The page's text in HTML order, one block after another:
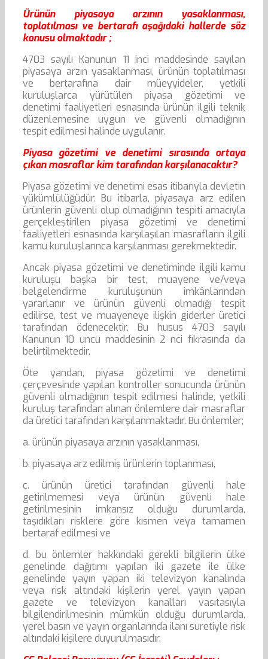
Ürünün piyasaya arzının yasaklanması,
toplatılması ve bertarafı aşağıdaki hallerde söz
konusu olmaktadır ;
4703 sayılı Kanunun 11 inci maddesinde sayılan
piyasaya arzın yasaklanması, ürünün toplatılması
ve bertarafına dair müeyyideler, yetkili
kuruluşlarca yürütülen piyasa gözetimi ve
denetimi faaliyetleri esnasında ürünün ilgili teknik
düzenlemesine uygun ve güvenli olmadığının
tespit edilmesi halinde uygulanır.
Piyasa gözetimi ve denetimi sırasında ortaya
çıkan masraflar kim tarafından karşılanacaktır?
Piyasa gözetimi ve denetimi esas itibarıyla devletin
yükümlülüğüdür. Bu itibarla, piyasaya arz edilen
ürünlerin güvenli olup olmadığının tespiti amacıyla
gerçekleştirilen piyasa gözetimi ve denetimi
faaliyetleri esnasında karşılaşılan masrafların ilgili
kamu kuruluşlarınca karşılanması gerekmektedir.
Ancak piyasa gözetimi ve denetiminde ilgili kamu
kuruluşu başka bir test, muayene ve/veya
belgelendirme kuruluşunun imkânlarından
yararlanır ve ürünün güvenli olmadığı tespit
edilirse, test ve muayeneye ilişkin giderler üretici
tarafından ödenecektir. Bu husus 4703 sayılı
Kanunun 10 uncu maddesinin 2 nci fıkrasında da
belirtilmektedir.
Öte yandan, piyasa gözetimi ve denetimi
çerçevesinde yapılan kontroller sonucunda ürünün
güvenli olmadığının tespit edilmesi halinde, yetkili
kuruluş tarafından alınan önlemlere dair masraflar
da üretici tarafından karşılanmaktadır. Bu önlemler;
a. ürünün piyasaya arzının yasaklanması,
b. piyasaya arz edilmiş ürünlerin toplanması,
c. ürünün üretici tarafından güvenli hale
getirilmemesi veya ürünün güvenli hale
getirilmesinin imkansız olduğu durumlarda,
taşıdıkları risklere göre kısmen veya tamamen
bertaraf edilmesi ve
d. bu önlemler hakkındaki gerekli bilgilerin ülke
genelinde dağıtımı yapılan iki gazete ile ülke
genelinde yayın yapan iki televizyon kanalında
veya risk altındaki kişilerin yerel yayın yapan
gazete ve televizyon kanalları vasıtasıyla
bilgilendirilmesinin mümkün olduğu durumlarda,
yerel basın ve yayın organlarında ilanı suretiyle risk
altındaki kişilere duyurulmasıdır.